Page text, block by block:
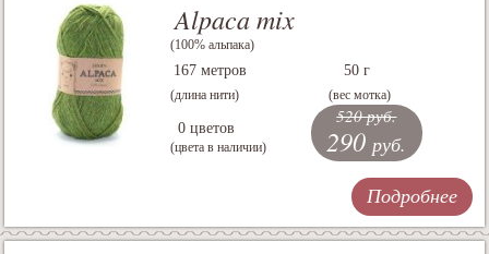
Alpaca mix
(100% альпака)
167 метров
(длина нити)
50 г
(вес мотка)
0 цветов
(цвета в наличии)
520 руб.
290 руб.
Подробнее